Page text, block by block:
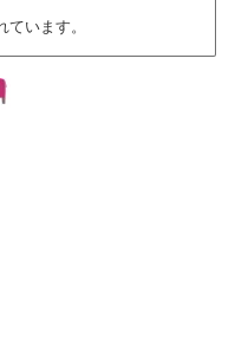
います。